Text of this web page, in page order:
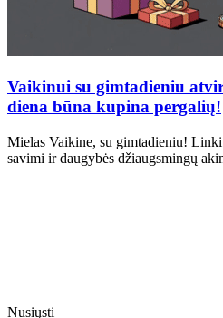
Vaikinui su gimtadieniu
diena būna kupina pergalių!
Mielas Vaikine, su gimtadieniu!
savimi ir daugybės džiaugsmingų
Nusiųsti